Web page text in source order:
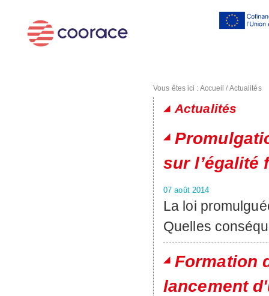
Vous êtes ici : Accueil /Actualités
Actualités
sur l’égalité
07 août 2014
La loi
Quelles
Formation
lancement
Pages